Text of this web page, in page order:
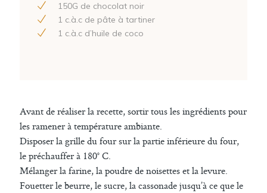
150G de chocolat noir
1 c.à.c de pâte à tartiner
1 c.à.c d’huile de coco
Avant de réaliser la recette, sortir tous les ingrédients pour
les ramener à température ambiante.
Disposer la grille du four sur la partie inférieure du four,
le préchauffer à 180° C.
Mélanger la farine, la poudre de noisettes et la levure.
Fouetter le beurre, le sucre, la cassonade jusqu’à ce que le